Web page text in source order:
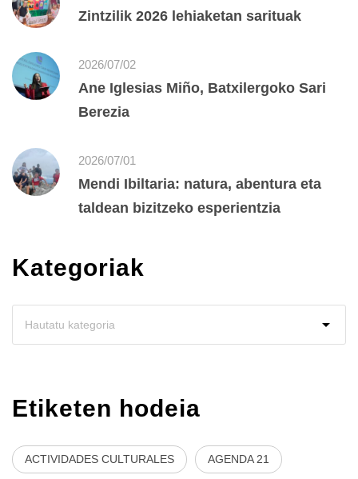
Zintzilik 2026 lehiaketan sarituak
2026/07/02
Ane Iglesias Miño, Batxilergoko Sari
Berezia
2026/07/01
Mendi Ibiltaria: natura, abentura eta
taldean bizitzeko esperientzia
Kategoriak
Etiketen hodeia
ACTIVIDADES CULTURALES AGENDA 21